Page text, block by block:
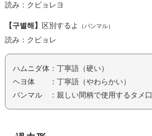
読み：クビョレヨ
【구별해】 区別するよ （パンマル）
読み：クビョレ
ハムニダ体：丁寧語（硬い）
ヘヨ体 ：丁寧語（やわらかい）
パンマル ：親しい間柄で使用するタメ口